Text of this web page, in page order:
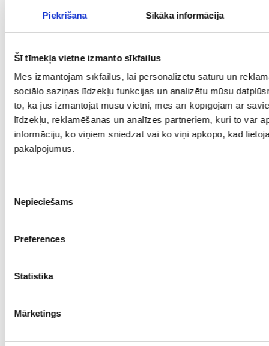
Piekrišana Sīkāka informācija
Šī tīmekļa vietne izmanto sīkfailus
Mēs izmantojam sīkfailus, lai personalizētu saturu un
sociālo saziņas līdzekļu funkcijas un analizētu mūsu
to, kā jūs izmantojat mūsu vietni, mēs arī kopīgojam ar
līdzekļu, reklamēšanas un analīzes partneriem, kuri to var
informāciju, ko viņiem sniedzat vai ko viņi apkopo, kad
pakalpojumus.
izvēle
Nepieciešams
Preferences
Statistika
Mārketings